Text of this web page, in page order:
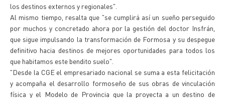
los destinos externos y regionales".
Al mismo tiempo, resalta que "se cumplirá así un sueño perseguido
por muchos y concretado ahora por la gestión del doctor Insfrán,
que sigue impulsando la transformación de Formosa y su despegue
definitivo hacia destinos de mejores oportunidades para todos los
que habitamos este bendito suelo".
"Desde la CGE el empresariado nacional se suma a esta felicitación
y acompaña el desarrollo formoseño de sus obras de vinculación
física y el Modelo de Provincia que la proyecta a un destino de